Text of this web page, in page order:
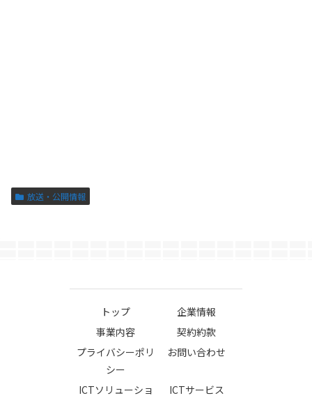
放送・公開情報
トップ
企業情報
事業内容
契約約款
プライバシーポリ
シー
お問い合わせ
ICTソリューショ ICTサービス